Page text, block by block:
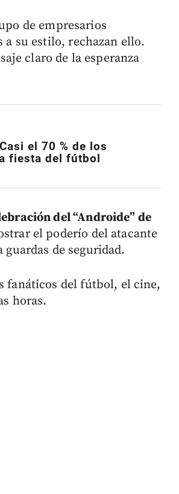
de empresarios
su estilo, rechazan ello.
claro de la esperanza
el 70 % de los
fiesta del fútbol
del “Androide” de
el poderío del atacante
guardas de seguridad.
fanáticos del fútbol, el cine,
horas.